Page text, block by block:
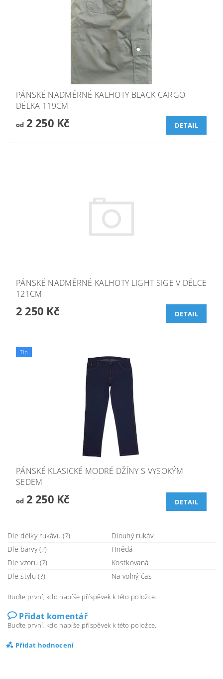
PÁNSKÉ NADMĚRNÉ KALHOTY BLACK CARGO
DÉLKA 119CM
od2 250 Kč DETAIL
PÁNSKÉ NADMĚRNÉ KALHOTY LIGHT SIGE V DÉLCE
121CM
2 250 Kč DETAIL
Tip
PÁNSKÉ KLASICKÉ MODRÉ DŽÍNY S VYSOKÝM
SEDEM
od2 250 Kč DETAIL
Dle délky rukávu (?)
Dlouhý rukáv
Dle barvy (?)
Hnědá
Dle vzoru (?)
Kostkovaná
Dle stylu (?)
Na volný čas
Buďte první, kdo napíše příspěvek k této položce.
Přidat komentář
Buďte první, kdo napíše příspěvek k této položce.
Přidat hodnocení